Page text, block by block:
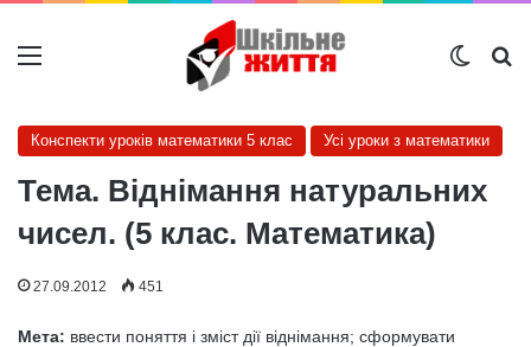
Меню
Конспекти уроків математики 5 клас Усі уроки з математики
Тема. Віднімання натуральних
чисел. (5 клас. Математика)
27.09.2012 451
Мета: ввести поняття і зміст дії віднімання; сформувати